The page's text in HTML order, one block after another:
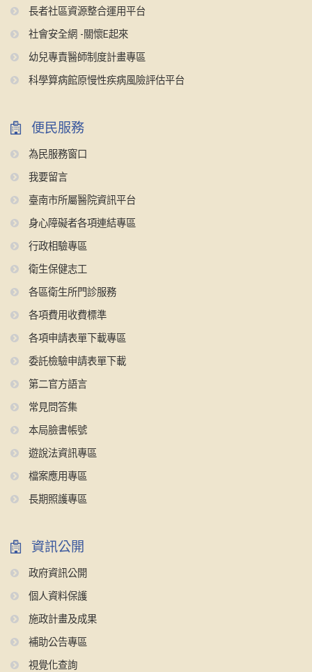
長者社區資源整合運用平台
社會安全網 -關懷E起來
幼兒專責醫師制度計畫專區
科學算病館原慢性疾病風險評估平台
便民服務
為民服務窗口
我要留言
臺南市所屬醫院資訊平台
身心障礙者各項連結專區
行政相驗專區
衛生保健志工
各區衛生所門診服務
各項費用收費標準
各項申請表單下載專區
委託檢驗申請表單下載
第二官方語言
常見問答集
本局臉書帳號
遊說法資訊專區
檔案應用專區
長期照護專區
資訊公開
政府資訊公開
個人資料保護
施政計畫及成果
補助公告專區
視覺化查詢